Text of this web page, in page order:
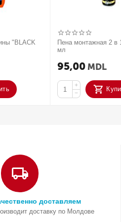
"BLACK
Пена монтажная 2 в
мл
95,00 MDL
+
−
доставляем
доставку по Молдове